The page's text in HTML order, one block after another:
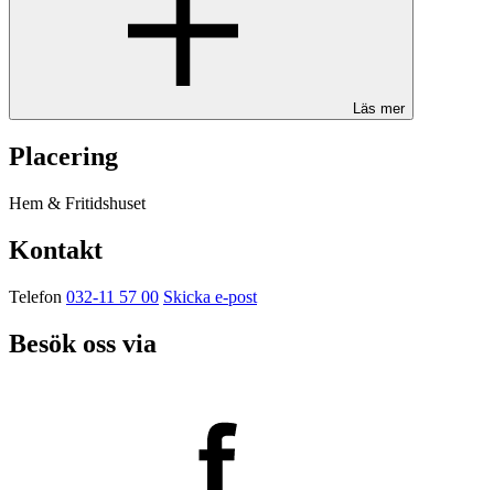
Läs mer
Placering
Hem & Fritidshuset
Kontakt
Telefon 032-11 57 00 Skicka e-post
Besök oss via